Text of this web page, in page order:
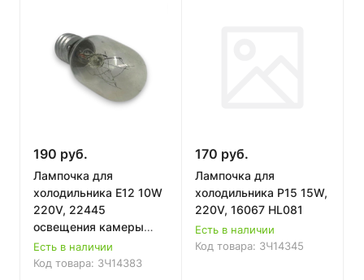
190 руб.
Лампочка для
холодильника E12 10W
220V, 22445
освещения камеры
HL015-
Есть в наличии
Код товара: ЗЧ14383
170 руб.
Лампочка для
холодильника P15 15W,
220V, 16067 HL081
Есть в наличии
Код товара: ЗЧ14345